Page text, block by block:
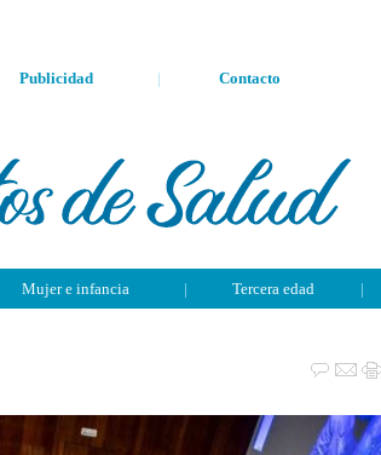
Publicidad | Contacto
Mujer e infancia | Tercera edad |